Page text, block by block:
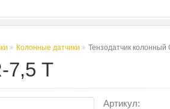
Колонные датчики Тензодатчик колонный
Т
Артикул: